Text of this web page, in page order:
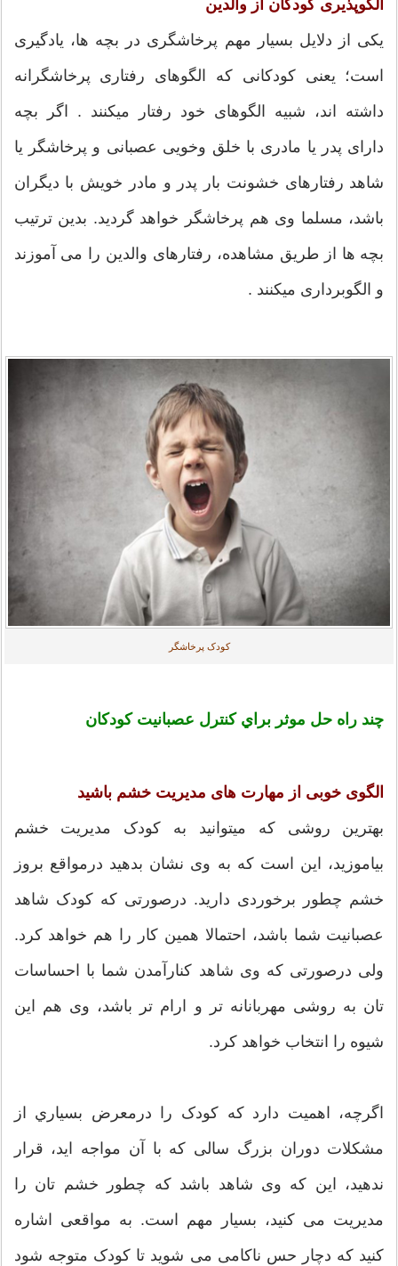
الگوپذیری کودکان از والدین
یکی از دلایل بسیار مهم پرخاشگری در بچه ها، یادگیری
است؛ یعنی کودکانی که الگوهای رفتاری پرخاشگرانه
داشته اند، شبیه الگوهای خود رفتار ميکنند . اگر بچه
دارای پدر یا مادری با خلق وخویی عصبانی و پرخاشگر یا
شاهد رفتارهای خشونت بار پدر و مادر خویش با دیگران
باشد، مسلما وی هم پرخاشگر خواهد گردید. بدین ترتیب
بچه ها از طريق مشاهده، رفتارهای والدین را می آموزند
و الگوبرداری ميکنند .
کودک پرخاشگر
چند راه حل موثر براي کنترل عصبانیت کودکان
الگوی خوبی از مهارت های مدیریت خشم باشید
بهترین روشی که میتوانید به کودک مدیریت خشم
بیاموزید، این است که به وی نشان بدهید درمواقع بروز
خشم چطور برخوردی دارید. درصورتی که کودک شاهد
عصبانیت شما باشد، احتمالا همین کار را هم خواهد کرد.
ولی درصورتی که وی شاهد کنارآمدن شما با احساسات
تان به روشی مهربانانه تر و ارام تر باشد، وی هم این
شیوه را انتخاب خواهد کرد.
اگرچه، اهمیت دارد که کودک را درمعرض بسياري از
مشکلات دوران بزرگ سالی که با آن مواجه اید، قرار
ندهید، این که وی شاهد باشد که چطور خشم تان را
مدیریت می کنید، بسیار مهم است. به مواقعی اشاره
کنید که دچار حس ناکامی می شوید تا کودک متوجه شود